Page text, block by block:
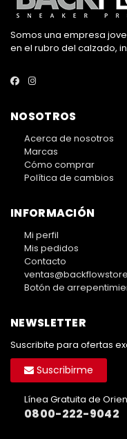
Somos una empresa
en el rubro del calzado,
NOSOTROS
Acerca de nosotros
Marcas
Cómo comprar
Política de cambios
INFORMACIÓN
Mi perfil
Mis pedidos
Contacto
Botón de
NEWSLETTER
Suscribite para ofertas
Suscribirme
Línea Gratuita de
0800-222-9042